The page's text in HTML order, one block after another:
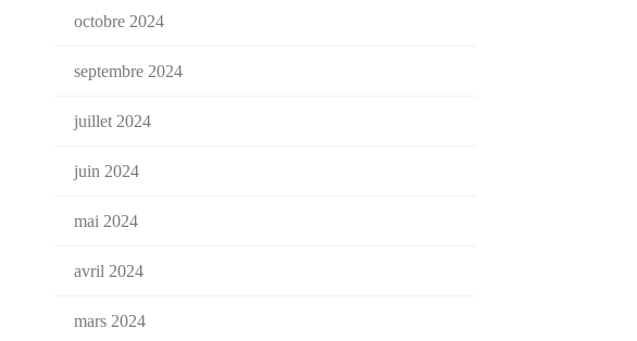
octobre 2024
septembre 2024
juillet 2024
juin 2024
mai 2024
avril 2024
mars 2024